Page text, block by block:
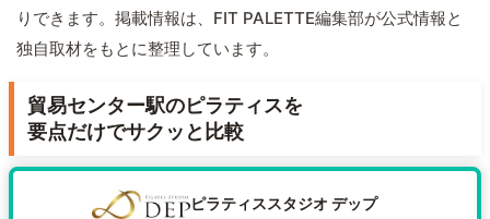
りできます。掲載情報は、FIT PALETTE編集部が公式情報と
独自取材をもとに整理しています。
貿易センター駅のピラティスを
要点だけでサクッと比較
ピラティススタジオ デップ